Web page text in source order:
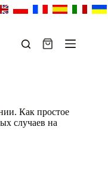
Корзина
Как простое
случаев на